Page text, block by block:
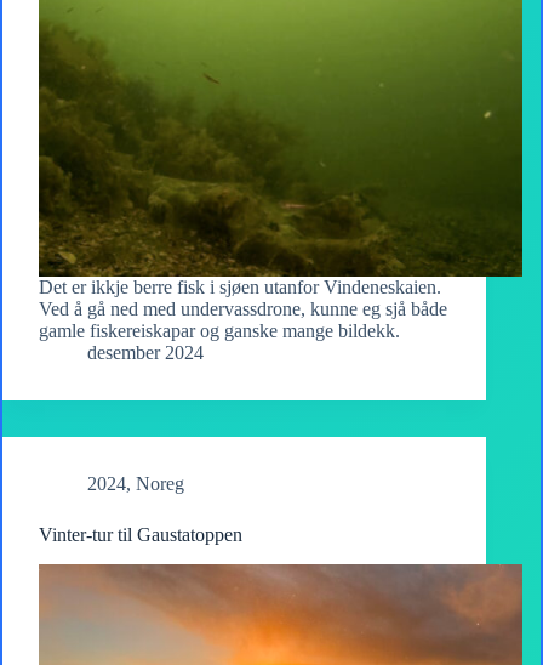
Det er ikkje berre fisk i sjøen utanfor Vindeneskaien.
Ved å gå ned med undervassdrone, kunne eg sjå både
gamle fiskereiskapar og ganske mange bildekk.
desember 2024
2024, Noreg
Vinter-tur til Gaustatoppen